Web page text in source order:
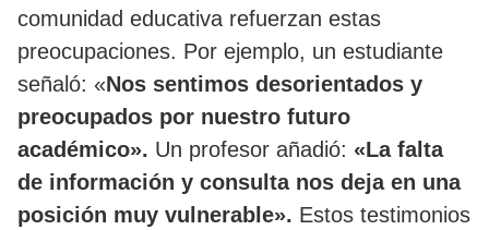
comunidad educativa refuerzan estas
preocupaciones. Por ejemplo, un estudiante
señaló: «Nos sentimos desorientados y
preocupados por nuestro futuro
académico». Un profesor añadió: «La falta
de información y consulta nos deja en una
posición muy vulnerable». Estos testimonios